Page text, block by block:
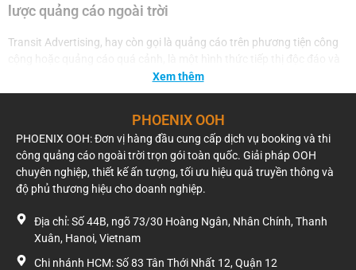
lược quảng cáo ngoài trời
Transit Advertising, hay còn gọi là quảng cáo trên phương tiện công
hiệu quả. Nó tận dụng không gian trên các phương tiện giao thông
công cộng như xe buýt, taxi, tàu điện ngầm, tàu hỏa, xe khách, xe tải,
nhà chờ xe buýt, ga tàu, sân bay, bến xe, trạm xăng, cầu vượt hay
hầm chui để truyền tải thông điệp quảng cáo đến đông đảo công
chúng.
Những thông điệp này có thể xuất hiện dưới nhiều dạng thức sáng
thị trên màn hình LCD hoặc plasma đặt bên trong các phương tiện
hay tại nhà chờ. Mục tiêu cuối cùng của Transit Advertising là thu hút
sự chú ý của khách hàng tiềm năng và giúp họ ghi nhớ về sản phẩm,
Xem thêm
PHOENIX OOH
PHOENIX OOH: Đơn vị hàng đầu cung cấp dịch vụ booking và thi
công quảng cáo ngoài trời trọn gói toàn quốc. Giải pháp OOH
chuyên nghiệp, thiết kế ấn tượng, tối ưu hiệu quả truyền thông và
độ phủ thương hiệu cho doanh nghiệp.
Địa chỉ: Số 44B, ngõ 73/30 Hoàng Ngân, Nhân Chính, Thanh
Xuân, Hanoi, Vietnam
Chi nhánh HCM: Số 83 Tân Thới Nhất 12, Quận 12